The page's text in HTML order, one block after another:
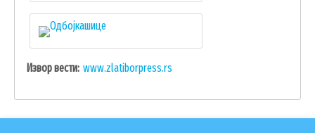
Извор вести www.zlatiborpress.rs